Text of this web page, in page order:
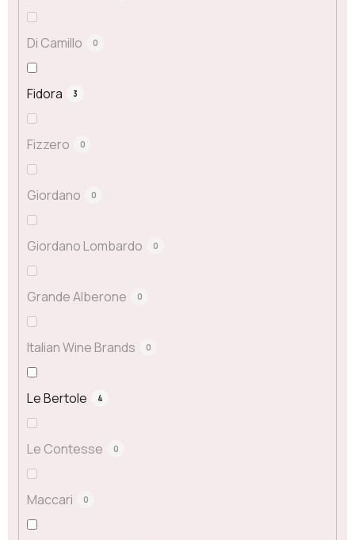
Di Camillo 0
Fidora 3
Fizzero 0
Giordano 0
Giordano Lombardo 0
Grande Alberone 0
Italian Wine Brands 0
Le Bertole 4
Le Contesse 0
Maccari 0